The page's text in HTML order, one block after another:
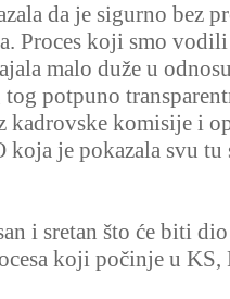
da je sigurno bez
Proces koji smo
malo duže u
potpuno
kadrovske komisije i
koja je pokazala svu
i sretan što će biti
koji počinje u